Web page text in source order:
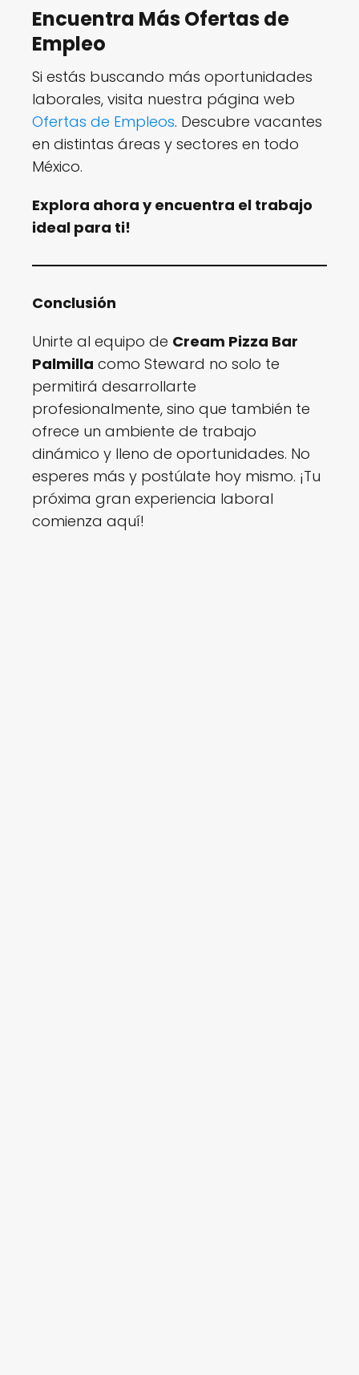
Encuentra Más Ofertas de
Empleo
Si estás buscando más oportunidades
laborales, visita nuestra página web
Ofertas de Empleos. Descubre vacantes
en distintas áreas y sectores en todo
México.
Explora ahora y encuentra el trabajo
ideal para ti!
Conclusión
Unirte al equipo de Cream Pizza Bar
Palmilla como Steward no solo te
permitirá desarrollarte
profesionalmente, sino que también te
ofrece un ambiente de trabajo
dinámico y lleno de oportunidades. No
esperes más y postúlate hoy mismo. ¡Tu
próxima gran experiencia laboral
comienza aquí!